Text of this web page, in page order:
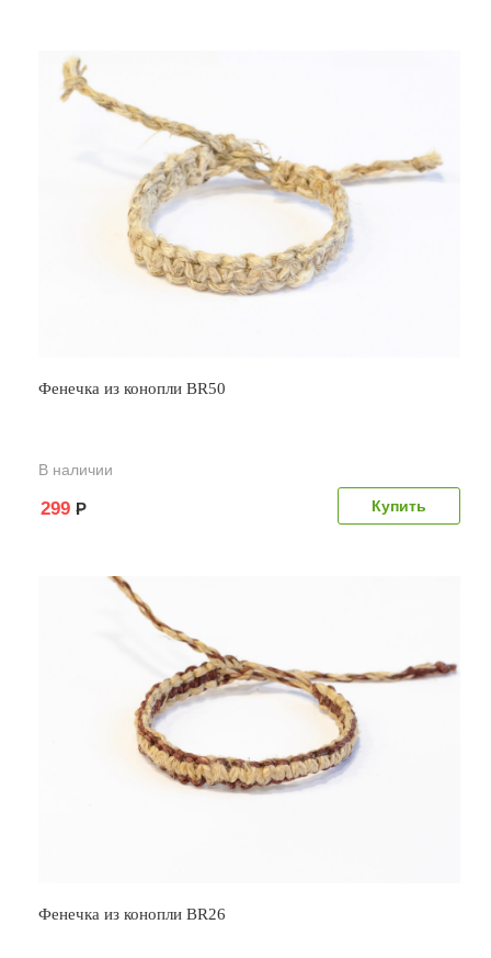
Фенечка из конопли BR50
В наличии
299 Р
Фенечка из конопли BR26